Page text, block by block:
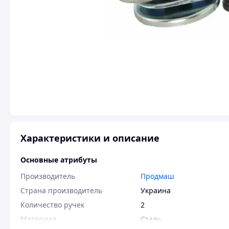
Характеристики и описание
Основные атрибуты
Производитель
Продмаш
Страна производитель
Украина
Количество ручек
2
Материал
Сталь